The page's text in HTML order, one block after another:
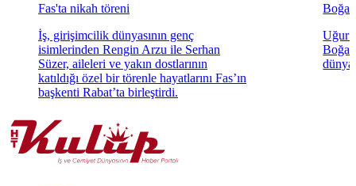
Fas'ta nikah töreni
İş, girişimcilik dünyasının genç
isimlerinden Rengin Arzu ile Serhan
Süzer, aileleri ve yakın dostlarının
katıldığı özel bir törenle hayatlarını Fas’ın
başkenti Rabat’ta birleştirdi.
Uğur